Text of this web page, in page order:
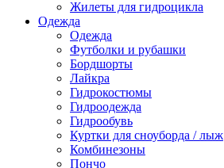
Жилеты для гидроцикла
Одежда
Одежда
Футболки и рубашки
Бордшорты
Лайкра
Гидрокостюмы
Гидроодежда
Гидрообувь
Куртки для сноуборда / лыж
Комбинезоны
Пончо